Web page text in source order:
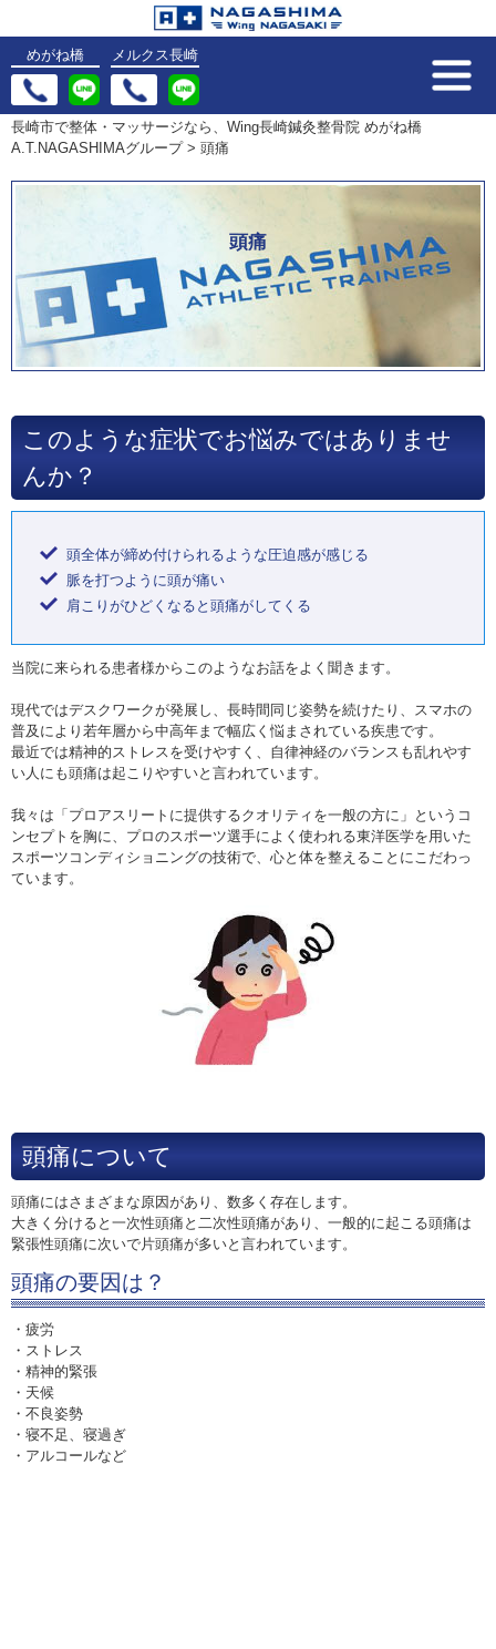
めがね橋 メルクス長崎
長崎市で整体・マッサージなら、Wing長崎鍼灸整骨院 めがね橋
A.T.NAGASHIMAグループ> 頭痛
頭痛
このような症状でお悩みではありませ
んか？
頭全体が締め付けられるような圧迫感が感じる
脈を打つように頭が痛い
肩こりがひどくなると頭痛がしてくる
当院に来られる患者様からこのようなお話をよく聞きます。
現代ではデスクワークが発展し、長時間同じ姿勢を続けたり、スマホの
普及により若年層から中高年まで幅広く悩まされている疾患です。
最近では精神的ストレスを受けやすく、自律神経のバランスも乱れやす
い人にも頭痛は起こりやすいと言われています。
我々は「プロアスリートに提供するクオリティを一般の方に」というコ
ンセプトを胸に、プロのスポーツ選手によく使われる東洋医学を用いた
スポーツコンディショニングの技術で、心と体を整えることにこだわっ
ています。
頭痛について
頭痛にはさまざまな原因があり、数多く存在します。
大きく分けると一次性頭痛と二次性頭痛があり、一般的に起こる頭痛は
緊張性頭痛に次いで片頭痛が多いと言われています。
頭痛の要因は？
・疲労
・ストレス
・精神的緊張
・天候
・不良姿勢
・寝不足、寝過ぎ
・アルコールなど